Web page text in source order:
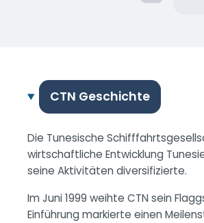
CTN Geschichte
Die Tunesische
wirtschaftliche Entwicklung
seine Aktivitäten diversifizierte.
Im Juni 1999 weihte CTN sein
Einführung markierte einen